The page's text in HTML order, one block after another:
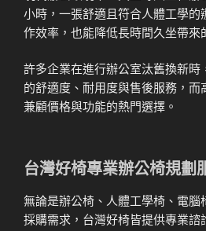
小時，一張舒適且符合人體工學的
作效率，也能降低長時間久坐帶來
許多企業在進行辦公室汰舊換新時
的舒適度、耐用度與售後服務，而
兼顧價格與功能的熱門選擇。
台灣好椅專業辦公椅規劃
無論是辦公椅、人體工學椅、電腦
採購需求，台灣好椅皆提供專業諮